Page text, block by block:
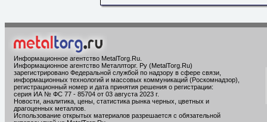
Информационное агентство MetalTorg.Ru
Информационное агентство Металлторг. Ру (MetalTorg.Ru)
зарегистрировано Федеральной службой по надзору в сфере связи,
информационных технологий и массовых коммуникаций (Роскомнадзор),
регистрационный номер и дата принятия решения о регистрации:
серия ИА № ФС 77 - 85704 от 03 августа 2023 г.
Новости, аналитика, цены, статистика рынка черных, цветных и
драгоценных металлов.
Использование открытых материалов разрешается с обязательной